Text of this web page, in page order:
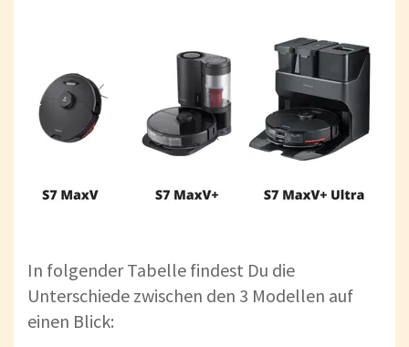
In folgender Tabelle findest Du die
Unterschiede zwischen den 3 Modellen auf
einen Blick: